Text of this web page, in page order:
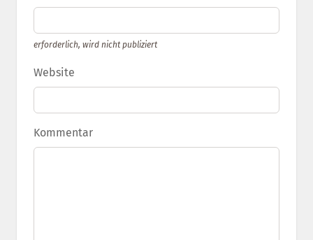
erforderlich, wird nicht publiziert
Website
Kommentar